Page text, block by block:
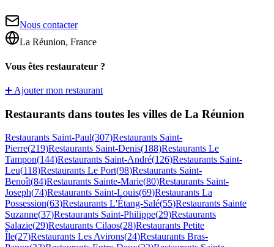
Nous contacter
La Réunion, France
Vous êtes restaurateur ?
➕ Ajouter mon restaurant
Restaurants dans toutes les villes de La Réunion
Restaurants Saint-Paul(307)Restaurants Saint-
Pierre(219)Restaurants Saint-Denis(188)Restaurants Le
Tampon(144)Restaurants Saint-André(126)Restaurants Saint-
Leu(118)Restaurants Le Port(98)Restaurants Saint-
Benoît(84)Restaurants Sainte-Marie(80)Restaurants Saint-
Joseph(74)Restaurants Saint-Louis(69)Restaurants La
Possession(63)Restaurants L'Étang-Salé(55)Restaurants Sainte
Suzanne(37)Restaurants Saint-Philippe(29)Restaurants
Salazie(29)Restaurants Cilaos(28)Restaurants Petite
Île(27)Restaurants Les Avirons(24)Restaurants Bras-